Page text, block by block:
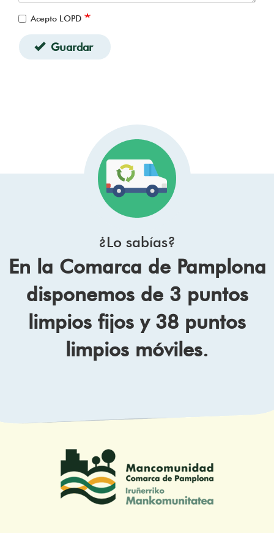
Acepto LOPD
Guardar
¿Lo sabías?
En la Comarca de Pamplona
disponemos de 3 puntos
limpios fijos y 38 puntos
limpios móviles.